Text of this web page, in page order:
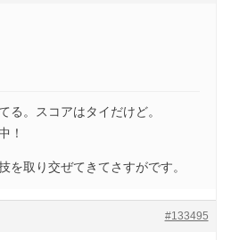
る。スコアはタイだけど。
！
を取り交ぜてきてさすがです。
#133495